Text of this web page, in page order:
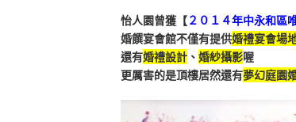
怡人園曾獲【２０１４年中永和區
婚饌宴會館不僅有提供婚禮宴會場
還有婚禮設計 、 婚紗攝影喔
更厲害的是頂樓居然還有夢幻庭園